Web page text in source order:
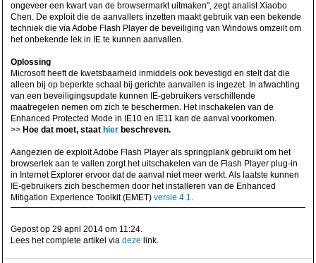
ongeveer een kwart van de browsermarkt uitmaken", zegt analist Xiaobo
Chen. De exploit die de aanvallers inzetten maakt gebruik van een bekende
techniek die via Adobe Flash Player de beveiliging van Windows omzeilt om
het onbekende lek in IE te kunnen aanvallen.
Oplossing
Microsoft heeft de kwetsbaarheid inmiddels ook bevestigd en stelt dat die
alleen bij op beperkte schaal bij gerichte aanvallen is ingezet. In afwachting
van een beveiligingsupdate kunnen IE-gebruikers verschillende
maatregelen nemen om zich te beschermen. Het inschakelen van de
Enhanced Protected Mode in IE10 en IE11 kan de aanval voorkomen.
>> Hoe dat moet, staat hier beschreven.
Aangezien de exploit Adobe Flash Player als springplank gebruikt om het
browserlek aan te vallen zorgt het uitschakelen van de Flash Player plug-in
in Internet Explorer ervoor dat de aanval niet meer werkt. Als laatste kunnen
IE-gebruikers zich beschermen door het installeren van de Enhanced
Mitigation Experience Toolkit (EMET) versie 4.1.
Gepost op 29 april 2014 om 11:24.
Lees het complete artikel via deze link.